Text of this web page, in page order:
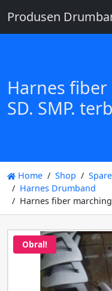
Produsen
Harnes
SD. SMP.
Home Shop
Harnes Drumband
Harnes fiber
Obral!